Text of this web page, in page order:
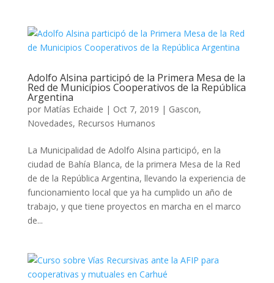
Adolfo Alsina participó de la Primera Mesa de la
Red de Municipios Cooperativos de la República
Argentina
por Matías Echaide | Oct 7, 2019 | Gascon,
Novedades, Recursos Humanos
La Municipalidad de Adolfo Alsina participó, en la
ciudad de Bahía Blanca, de la primera Mesa de la Red
de de la República Argentina, llevando la experiencia de
funcionamiento local que ya ha cumplido un año de
trabajo, y que tiene proyectos en marcha en el marco
de...